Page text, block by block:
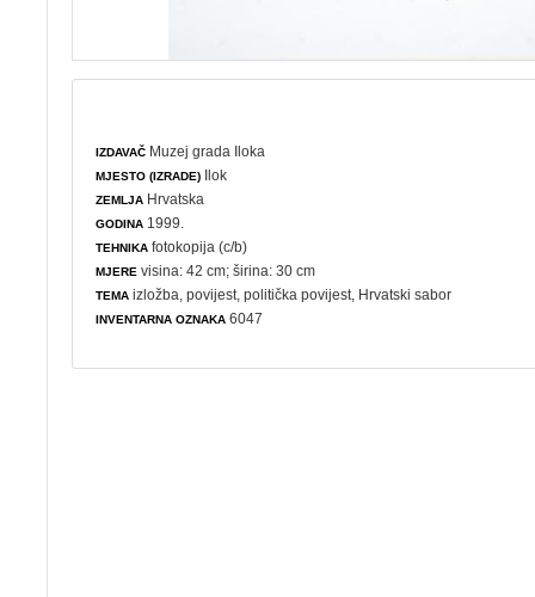
IZDAVAČ Muzej grada Iloka
MJESTO (IZRADE) Ilok
ZEMLJA Hrvatska
GODINA 1999.
TEHNIKA fotokopija (c/b)
MJERE visina: 42 cm; širina: 30 cm
TEMA izložba ,povijest ,politička povijest , Hrvatski sabor
INVENTARNA OZNAKA 6047